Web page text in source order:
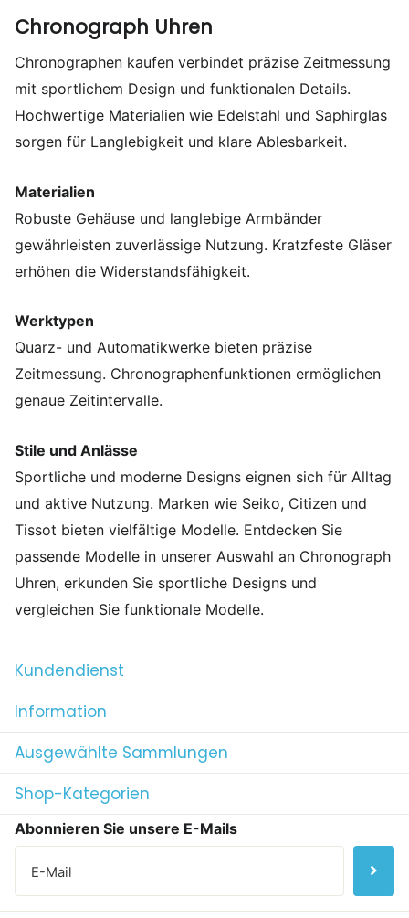
Chronograph Uhren
Chronographen kaufen verbindet präzise Zeitmessung
mit sportlichem Design und funktionalen Details.
Hochwertige Materialien wie Edelstahl und Saphirglas
sorgen für Langlebigkeit und klare Ablesbarkeit.
Materialien
Robuste Gehäuse und langlebige Armbänder
gewährleisten zuverlässige Nutzung. Kratzfeste Gläser
erhöhen die Widerstandsfähigkeit.
Werktypen
Quarz- und Automatikwerke bieten präzise
Zeitmessung. Chronographenfunktionen ermöglichen
genaue Zeitintervalle.
Stile und Anlässe
Sportliche und moderne Designs eignen sich für Alltag
und aktive Nutzung. Marken wie Seiko, Citizen und
Tissot bieten vielfältige Modelle. Entdecken Sie
passende Modelle in unserer Auswahl an Chronograph
Uhren, erkunden Sie sportliche Designs und
vergleichen Sie funktionale Modelle.
Kundendienst
Information
Ausgewählte Sammlungen
Shop-Kategorien
Abonnieren Sie unsere E-Mails